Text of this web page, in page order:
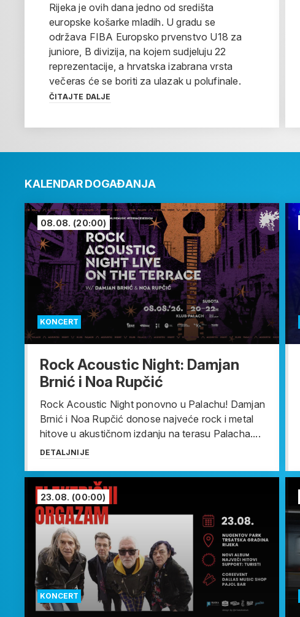
Rijeka je ovih dana jedno od središta
europske košarke mladih. U gradu se
održava FIBA Europsko prvenstvo U18 za
juniore, B divizija, na kojem sudjeluju 22
reprezentacije, a hrvatska izabrana vrsta
večeras će se boriti za ulazak u polufinale.
ČITAJTE DALJE
KALENDAR DOGAĐANJA
KONCERT
08.08. (20:00)
Rock Acoustic Night: Damjan
Brnić i Noa Rupčić
Rock Acoustic Night ponovno u Palachu! Damjan
Brnić i Noa Rupčić donose najveće rock i metal
hitove u akustičnom izdanju na terasu Palacha....
DETALJNIJE
KONCERT
23.08. (00:00)